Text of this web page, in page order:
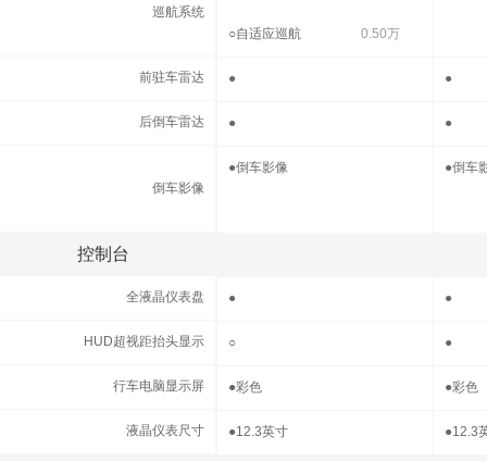
○自适应巡航 0.50万
前驻车雷达 ● ●
后倒车雷达 ● ●
●倒车影像 ●倒车
控制台
全液晶仪表盘 ● ●
HUD超视距抬头显示 ○ ●
行车电脑显示屏 ●彩色 ●彩色
液晶仪表尺寸 ●12.3英寸 ●12.3
巡航系统
前驻车雷达
后倒车雷达
倒车影像
控制台
全液晶仪表盘
HUD超视距抬头显示
行车电脑显示屏
液晶仪表尺寸